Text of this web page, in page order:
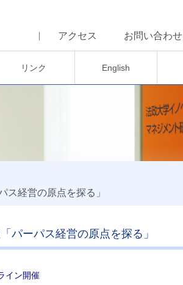
アクセス お問い合わせ
リンク English
ス経営の原点を探る」
パーパス経営の原点を探る」
イン開催